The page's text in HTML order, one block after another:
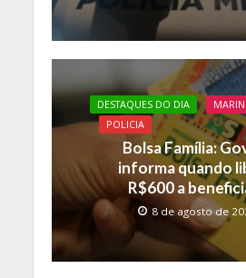
DESTAQUES DO DIA
POLICIA
Bolsa Família:
informa quando
R$600 a
8 de agosto de